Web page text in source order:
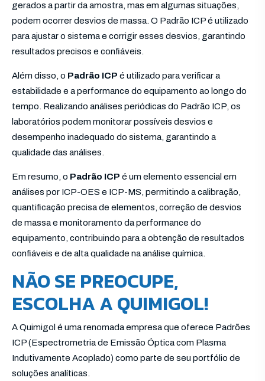
gerados a partir da amostra, mas em algumas situações,
podem ocorrer desvios de massa. O Padrão ICP é utilizado
para ajustar o sistema e corrigir esses desvios, garantindo
resultados precisos e confiáveis.
Além disso, o Padrão ICP é utilizado para verificar a
estabilidade e a performance do equipamento ao longo do
tempo. Realizando análises periódicas do Padrão ICP, os
laboratórios podem monitorar possíveis desvios e
desempenho inadequado do sistema, garantindo a
qualidade das análises.
Em resumo, o Padrão ICP é um elemento essencial em
análises por ICP-OES e ICP-MS, permitindo a calibração,
quantificação precisa de elementos, correção de desvios
de massa e monitoramento da performance do
equipamento, contribuindo para a obtenção de resultados
confiáveis e de alta qualidade na análise química.
NÃO SE PREOCUPE,
ESCOLHA A QUIMIGOL!
A Quimigol é uma renomada empresa que oferece Padrões
ICP (Espectrometria de Emissão Óptica com Plasma
Indutivamente Acoplado) como parte de seu portfólio de
soluções analíticas.